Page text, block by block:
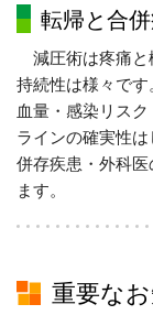
転帰と合
減圧術は疼痛と
持続性は様々で
血量・感染リス
ラインの確実性
併存疾患・外科
ます。
重要な